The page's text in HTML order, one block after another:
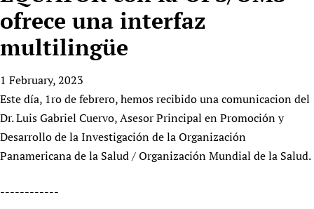
HIFA, Universal Health Coverage and Human Rights
HIFA in Official Relations with WHO
Achievements
Testimonials
HIFA Voices database
HIFA & global health CoPs
Publications
How to use the HIFA forums
CHIFA (child health and rights)
HIFA-French
HIFA-Portuguese
HIFA-Spanish
HIFA-Zambia 2011-2024
New! SPOTLIGHTS
Evidence-informed policy
Open access
Substance use disorders
*Sponsorship opportunities
Citizens, Parents and Children
Library and Information Services
*Completed projects
Astana Declaration+
People
Country representatives
List view
Fundraising Working Group
Main Steering Group
Members
Partnerships and Projects
Staff
Collaborate
Contact us
Donate
HIFA Appeal
News
News
Forum Messages
Join
Join CHIFA (child health and rights)
ofrece una interfaz
multilingüe
1 February, 2023
Este día, 1ro de febrero, hemos recibido una comunicacion del
Dr. Luis Gabriel Cuervo, Asesor Principal en Promoción y
Desarrollo de la Investigación de la Organización
Panamericana de la Salud / Organización Mundial de la Salud.
------------